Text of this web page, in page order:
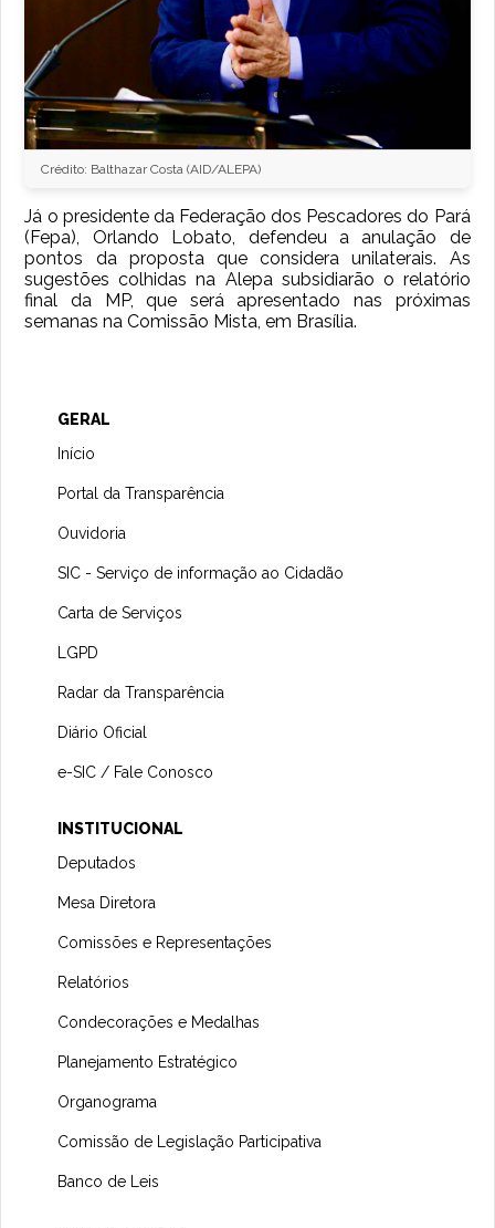
Crédito: Balthazar Costa (AID/ALEPA)
Já o presidente da Federação dos Pescadores do Pará
(Fepa), Orlando Lobato, defendeu a anulação de
pontos da proposta que considera unilaterais. As
sugestões colhidas na Alepa subsidiarão o relatório
final da MP, que será apresentado nas próximas
semanas na Comissão Mista, em Brasília.
GERAL
Início
Portal da Transparência
Ouvidoria
SIC - Serviço de informação ao Cidadão
Carta de Serviços
LGPD
Radar da Transparência
Diário Oficial
e-SIC / Fale Conosco
INSTITUCIONAL
Deputados
Mesa Diretora
Comissões e Representações
Relatórios
Condecorações e Medalhas
Planejamento Estratégico
Organograma
Comissão de Legislação Participativa
Banco de Leis